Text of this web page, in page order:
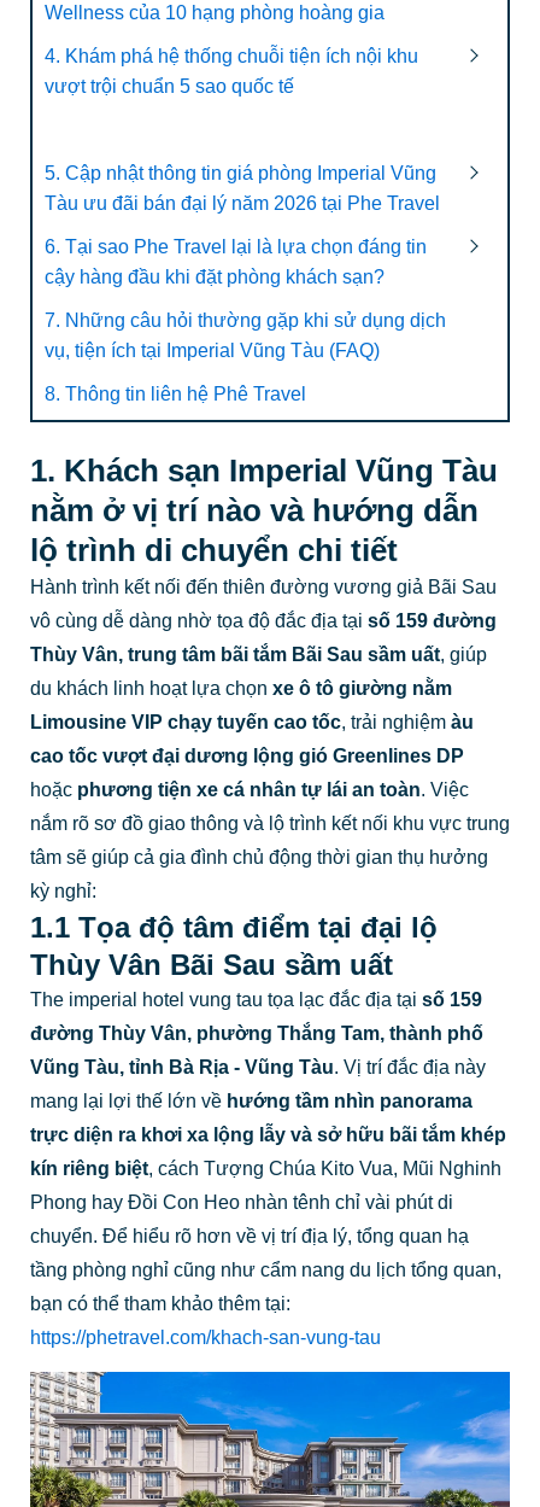
Wellness của 10 hạng phòng hoàng gia
4. Khám phá hệ thống chuỗi tiện ích nội khu
vượt trội chuẩn 5 sao quốc tế
5. Cập nhật thông tin giá phòng Imperial Vũng
Tàu ưu đãi bán đại lý năm 2026 tại Phe Travel
6. Tại sao Phe Travel lại là lựa chọn đáng tin
cậy hàng đầu khi đặt phòng khách sạn?
7. Những câu hỏi thường gặp khi sử dụng dịch
vụ, tiện ích tại Imperial Vũng Tàu (FAQ)
8. Thông tin liên hệ Phê Travel
1. Khách sạn Imperial Vũng Tàu
nằm ở vị trí nào và hướng dẫn
lộ trình di chuyển chi tiết
Hành trình kết nối đến thiên đường vương giả Bãi Sau
vô cùng dễ dàng nhờ tọa độ đắc địa tại số 159 đường
Thùy Vân, trung tâm bãi tắm Bãi Sau sầm uất, giúp
du khách linh hoạt lựa chọn xe ô tô giường nằm
Limousine VIP chạy tuyến cao tốc, trải nghiệm àu
cao tốc vượt đại dương lộng gió Greenlines DP
hoặc phương tiện xe cá nhân tự lái an toàn. Việc
nắm rõ sơ đồ giao thông và lộ trình kết nối khu vực trung
tâm sẽ giúp cả gia đình chủ động thời gian thụ hưởng
kỳ nghỉ:
1.1 Tọa độ tâm điểm tại đại lộ
Thùy Vân Bãi Sau sầm uất
The imperial hotel vung tau tọa lạc đắc địa tại số 159
đường Thùy Vân, phường Thắng Tam, thành phố
Vũng Tàu, tỉnh Bà Rịa - Vũng Tàu. Vị trí đắc địa này
mang lại lợi thế lớn về hướng tầm nhìn panorama
trực diện ra khơi xa lộng lẫy và sở hữu bãi tắm khép
kín riêng biệt, cách Tượng Chúa Kito Vua, Mũi Nghinh
Phong hay Đồi Con Heo nhàn tênh chỉ vài phút di
chuyển. Để hiểu rõ hơn về vị trí địa lý, tổng quan hạ
tầng phòng nghỉ cũng như cẩm nang du lịch tổng quan,
bạn có thể tham khảo thêm tại:
https://phetravel.com/khach-san-vung-tau